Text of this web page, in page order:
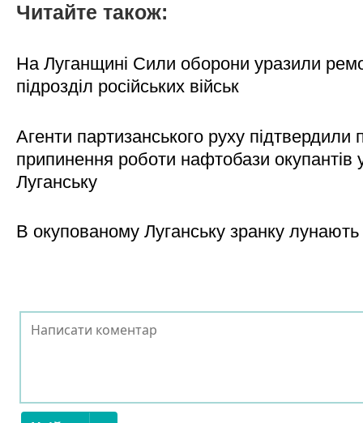
Читайте також:
На Луганщині Сили оборони уразили
підрозділ російських військ
Агенти партизанського руху підтвердили
припинення роботи нафтобази окупантів
Луганську
В окупованому Луганську зранку